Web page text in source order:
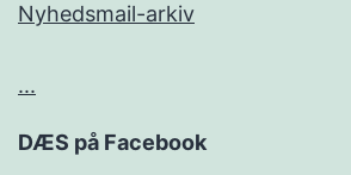
Nyhedsmail-arkiv
...
DÆS på Facebook